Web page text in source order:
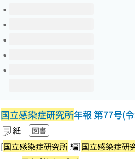
このタイトルの巻号
国立感染症研究所年報 第77号(
紙 図書
[国立感染症研究所編]国立感染症研